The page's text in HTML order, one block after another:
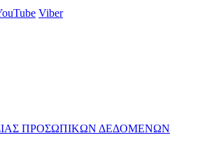
Viber
ΠΡΟΣΩΠΙΚΩΝ ΔΕΔΟΜΕΝΩΝ